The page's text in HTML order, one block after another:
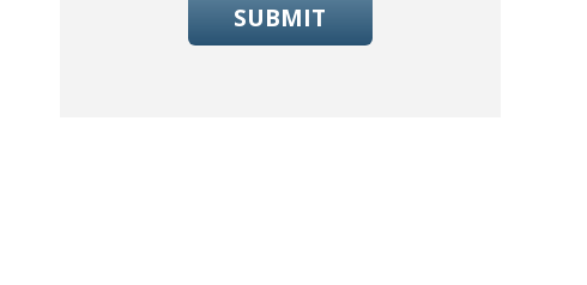
SUBMIT